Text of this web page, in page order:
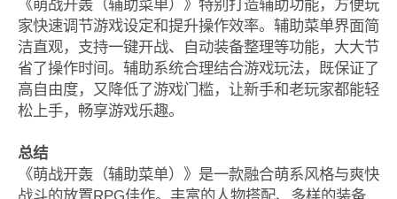
《萌战开轰（辅助菜单）》特别打造辅助功能，方便玩
家快速调节游戏设定和提升操作效率。辅助菜单界面简
洁直观，支持一键开战、自动装备整理等功能，大大节
省了操作时间。辅助系统合理结合游戏玩法，既保证了
高自由度，又降低了游戏门槛，让新手和老玩家都能轻
松上手，畅享游戏乐趣。
总结
《萌战开轰（辅助菜单）》是一款融合萌系风格与爽快
战斗的放置RPG佳作。丰富的人物搭配、多样的装备